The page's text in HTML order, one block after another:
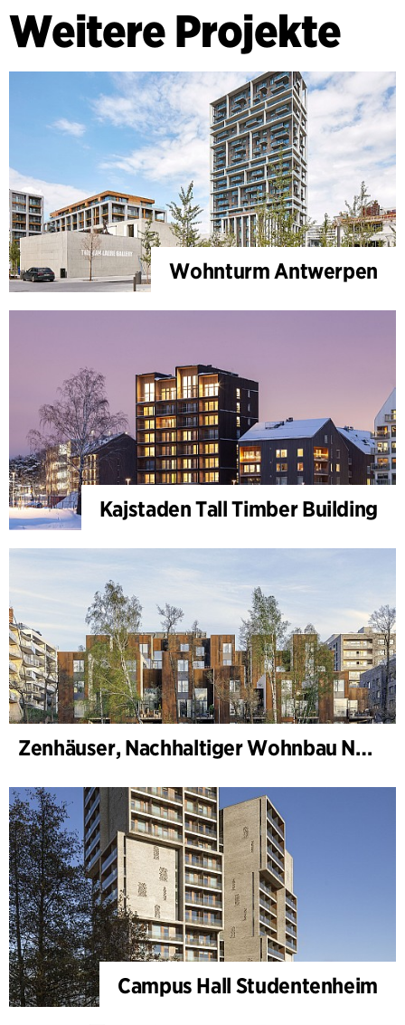
Weitere Projekte
Wohnturm Antwerpen
Kajstaden Tall Timber Building
Zenhäuser, Nachhaltiger Wohnbau Norra Djurgårdsstaden
Campus Hall Studentenheim